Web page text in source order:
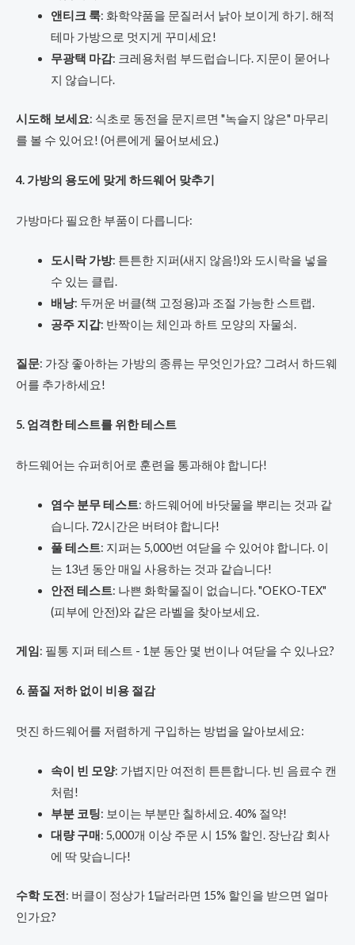
앤티크 룩: 화학약품을 문질러서 낡아 보이게 하기. 해적
테마 가방으로 멋지게 꾸미세요!
무광택 마감: 크레용처럼 부드럽습니다. 지문이 묻어나
지 않습니다.
시도해 보세요: 식초로 동전을 문지르면 "녹슬지 않은" 마무리
를 볼 수 있어요! (어른에게 물어보세요.)
4. 가방의 용도에 맞게 하드웨어 맞추기
가방마다 필요한 부품이 다릅니다:
도시락 가방: 튼튼한 지퍼(새지 않음!)와 도시락을 넣을
수 있는 클립.
배낭: 두꺼운 버클(책 고정용)과 조절 가능한 스트랩.
공주 지갑: 반짝이는 체인과 하트 모양의 자물쇠.
질문: 가장 좋아하는 가방의 종류는 무엇인가요? 그려서 하드웨
어를 추가하세요!
5. 엄격한 테스트를 위한 테스트
하드웨어는 슈퍼히어로 훈련을 통과해야 합니다!
염수 분무 테스트: 하드웨어에 바닷물을 뿌리는 것과 같
습니다. 72시간은 버텨야 합니다!
풀 테스트: 지퍼는 5,000번 여닫을 수 있어야 합니다. 이
는 13년 동안 매일 사용하는 것과 같습니다!
안전 테스트: 나쁜 화학물질이 없습니다. "OEKO-TEX"
(피부에 안전)와 같은 라벨을 찾아보세요.
게임: 필통 지퍼 테스트 - 1분 동안 몇 번이나 여닫을 수 있나요?
6. 품질 저하 없이 비용 절감
멋진 하드웨어를 저렴하게 구입하는 방법을 알아보세요:
속이 빈 모양: 가볍지만 여전히 튼튼합니다. 빈 음료수 캔
처럼!
부분 코팅: 보이는 부분만 칠하세요. 40% 절약!
대량 구매: 5,000개 이상 주문 시 15% 할인. 장난감 회사
에 딱 맞습니다!
수학 도전: 버클이 정상가 1달러라면 15% 할인을 받으면 얼마
인가요?